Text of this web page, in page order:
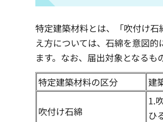
特定建築材料とは、「吹付け
え方については、石綿を意図
ます。なお、届出対象となるも
特定建築材料の区分
建
吹付け石綿
1.
ひ